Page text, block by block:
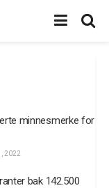
minnesmerke for
2022
bak 142.500